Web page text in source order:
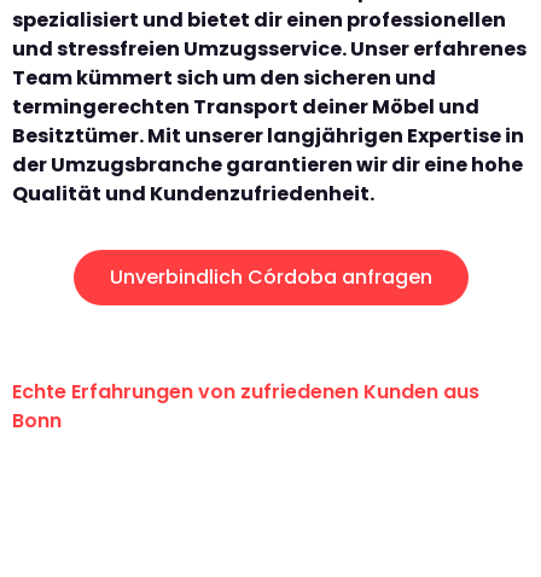
spezialisiert und bietet dir einen professionellen
und stressfreien Umzugsservice. Unser erfahrenes
Team kümmert sich um den sicheren und
termingerechten Transport deiner Möbel und
Besitztümer. Mit unserer langjährigen Expertise in
der Umzugsbranche garantieren wir dir eine hohe
Qualität und Kundenzufriedenheit.
Unverbindlich Córdoba anfragen
Echte Erfahrungen von zufriedenen Kunden aus
Bonn